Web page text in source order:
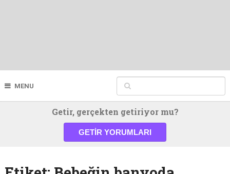
MENU
Getir, gerçekten getiriyor mu?
GETIR YORUMLARI